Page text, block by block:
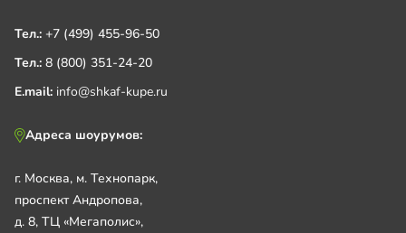
Тел.: +7 (499) 455-96-50
Тел.: 8 (800) 351-24-20
E.mail: info@shkaf-kupe.ru
Адреса шоурумов:
г. Москва, м. Технопарк,
проспект Андропова,
д. 8, ТЦ «Мегаполис»,